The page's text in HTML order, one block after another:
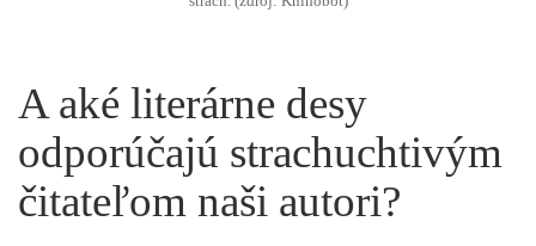
A aké literárne desy
odporúčajú strachuchtivým
čitateľom naši autori?